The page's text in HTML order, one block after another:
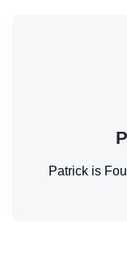
Patrick is